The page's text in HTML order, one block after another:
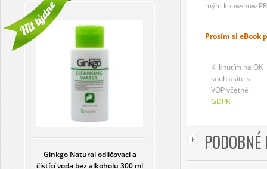
Ginkgo Natural odličovací a
čistící voda bez alkoholu 300 ml
mým know-how
Prosím si eBook
Kliknutím na OK
souhlasíte s
VOP včetně
GDPR